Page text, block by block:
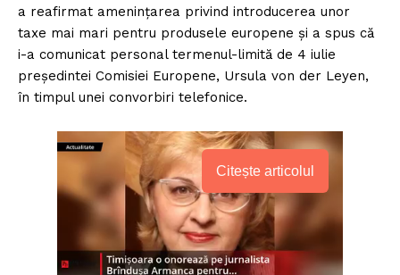
a reafirmat amenințarea privind introducerea unor
taxe mai mari pentru produsele europene și a spus că
i-a comunicat personal termenul-limită de 4 iulie
președintei Comisiei Europene, Ursula von der Leyen,
în timpul unei convorbiri telefonice.
Citește articolul